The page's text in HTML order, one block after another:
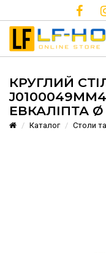
КРУГЛИЙ
ЕВКАЛІПТА Ø
Каталог Столи та